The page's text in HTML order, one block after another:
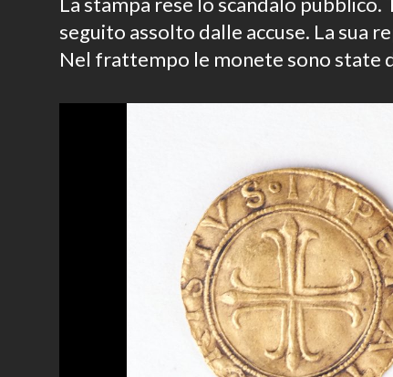
seguito assolto dalle accuse. La sua
Nel frattempo le monete sono state